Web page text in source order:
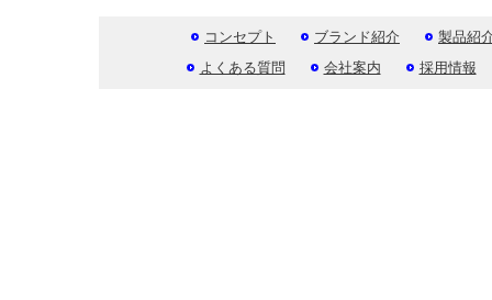
コンセプト ブランド紹介
製品紹
よくある質問
会社案内 採用情報